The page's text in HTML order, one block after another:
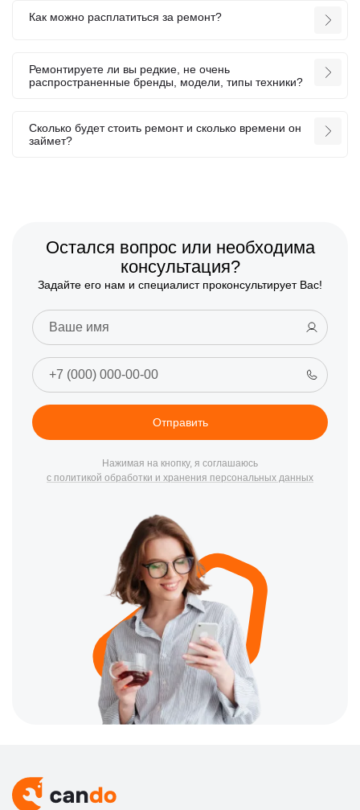
Как можно расплатиться за ремонт?
Ремонтируете ли вы редкие, не очень
распространенные бренды, модели, типы техники?
Сколько будет стоить ремонт и сколько времени он
займет?
Остался вопрос или необходима
консультация?
Задайте его нам и специалист проконсультирует Вас!
Отправить
Нажимая на кнопку, я соглашаюсь
с политикой обработки и хранения персональных данных